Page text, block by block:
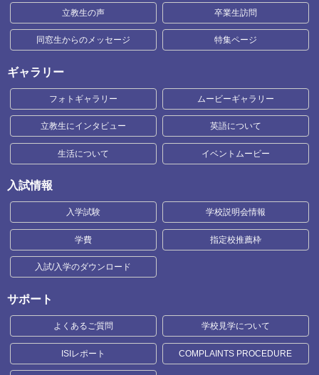
立教生の声 卒業生訪問
同窓生からのメッセージ 特集ページ
ギャラリー
フォトギャラリー ムービーギャラリー
立教生にインタビュー 英語について
生活について イベントムービー
入試情報
入学試験 学校説明会情報
学費 指定校推薦枠
入試/入学のダウンロード
サポート
よくあるご質問 学校見学について
ISIレポート COMPLAINTS PROCEDURE